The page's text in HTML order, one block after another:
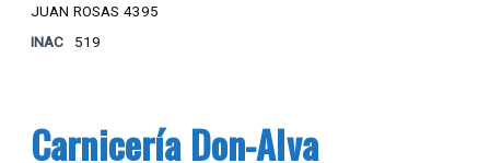
JUAN ROSAS 4395
INAC
519
Carnicería Don-Alva